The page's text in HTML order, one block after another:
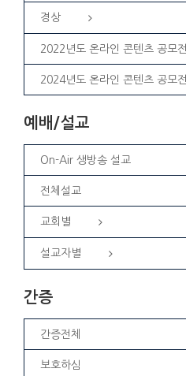
경상
2022년도 온라인 콘텐츠 공모전
2024년도 온라인 콘텐츠 공모전
예배/설교
On-Air 생방송 설교
전체설교
교회별
설교자별
간증
간증전체
보호하심